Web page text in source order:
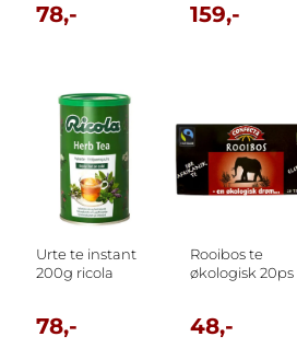
78,- 159,-
Urte te instant
200g ricola
78,-
Rooibos te
økologisk 20ps
48,-